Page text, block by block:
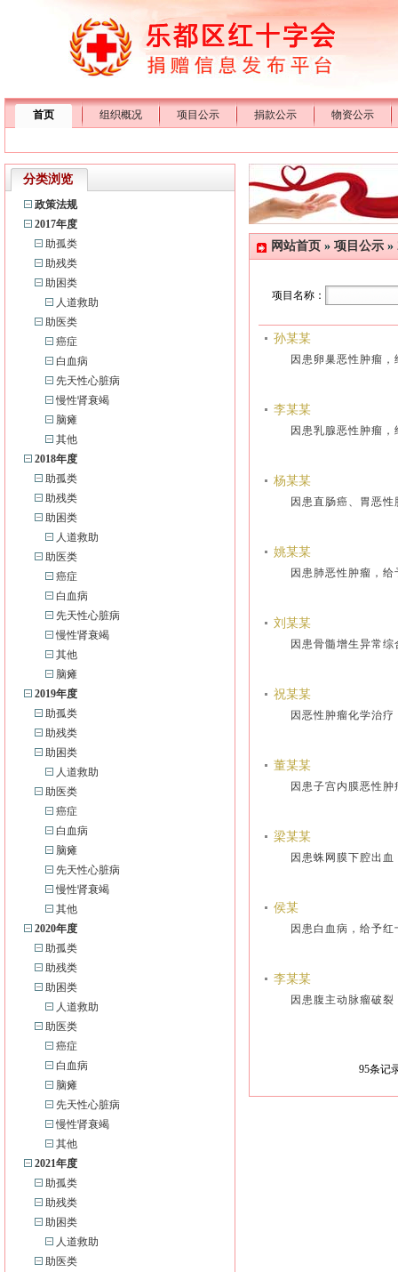
首页 组织概况 项目公示 捐款公示 物资公示
分类浏览
政策法规
2017年度
助孤类
助残类
助困类
人道救助
助医类
癌症
白血病
先天性心脏病
慢性肾衰竭
脑瘫
其他
2018年度
助孤类
助残类
助困类
人道救助
助医类
癌症
白血病
先天性心脏病
慢性肾衰竭
其他
脑瘫
2019年度
助孤类
助残类
助困类
人道救助
助医类
癌症
白血病
脑瘫
先天性心脏病
慢性肾衰竭
其他
2020年度
助孤类
助残类
助困类
人道救助
助医类
癌症
白血病
脑瘫
先天性心脏病
慢性肾衰竭
其他
2021年度
助孤类
助残类
助困类
人道救助
助医类
网站首页 » 项目公示 »
项目名称：
孙某某
因患卵巢恶性肿瘤
李某某
因患乳腺恶性肿瘤
杨某某
因患直肠癌、胃恶
姚某某
因患肺恶性肿瘤，
刘某某
因患骨髓增生异常
祝某某
因恶性肿瘤化学治
董某某
因患子宫内膜恶性
梁某某
因患蛛网膜下腔出
侯某
因患白血病，给予
李某某
因患腹主动脉瘤破
95条记